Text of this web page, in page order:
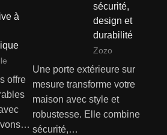
à
offre
sécurité,
design et
durabilité
Zozo
Une porte extérieure sur
mesure transforme votre
maison avec style et
robustesse. Elle combine
sécurité,…